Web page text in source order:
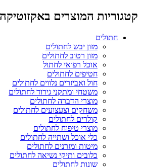
קטגוריות המוצרים באקזוטיקה
חתולים
מזון יבש לחתולים
מזון רטוב לחתולים
אוכל רפואי לחתול
חטיפים לחתולים
חול ואביזרים נלווים לחתולים
משטחי ומתקני גירוד לחתולים
מוצרי הדברה לחתולים
משחקים וצעצועים לחתולים
קולרים לחתולים
מוצרי טיפוח לחתולים
כלי אוכל ושתייה לחתולים
מיטות ומזרנים לחתולים
כלובים ותיקי נשיאה לחתולים
שונות לחתולים